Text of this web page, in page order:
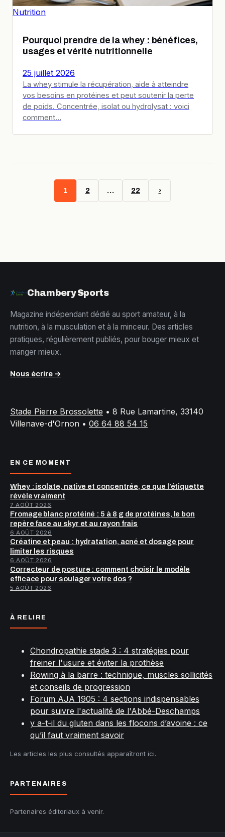
Nutrition
Pourquoi prendre de la whey : bénéfices,
usages et vérité nutritionnelle
25 juillet 2026
La whey stimule la récupération, aide à atteindre
vos besoins en protéines et peut soutenir la perte
de poids. Concentrée, isolat ou hydrolysat : voici
comment…
1 2 … 22 ›
Chambery Sports
Magazine indépendant dédié au sport amateur, à la
nutrition, à la musculation et à la minceur. Des articles
pratiques, régulièrement publiés, pour bouger mieux et
manger mieux.
Nous écrire →
Stade Pierre Brossolette • 8 Rue Lamartine, 33140
Villenave-d'Ornon • 06 64 88 54 15
EN CE MOMENT
Whey : isolate, native et concentrée, ce que l’étiquette
révèle vraiment
7 AOÛT 2026
Fromage blanc protéiné : 5 à 8 g de protéines, le bon
repère face au skyr et au rayon frais
6 AOÛT 2026
Créatine et peau : hydratation, acné et dosage pour
limiter les risques
6 AOÛT 2026
Correcteur de posture : comment choisir le modèle
efficace pour soulager votre dos ?
5 AOÛT 2026
À RELIRE
Chondropathie stade 3 : 4 stratégies pour
freiner l'usure et éviter la prothèse
Rowing à la barre : technique, muscles sollicités
et conseils de progression
Forum AJA 1905 : 4 sections indispensables
pour suivre l'actualité de l'Abbé-Deschamps
y a-t-il du gluten dans les flocons d’avoine : ce
qu’il faut vraiment savoir
Les articles les plus consultés apparaîtront ici.
PARTENAIRES
Partenaires éditoriaux à venir.